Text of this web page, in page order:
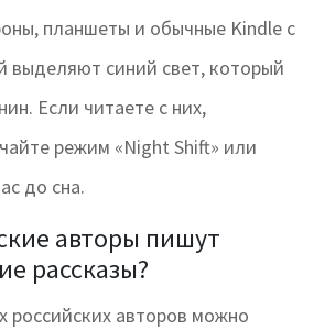
планшеты и обычные Kindle с
выделяют синий свет, который
Если читаете с них,
режим «Night Shift» или
до сна.
авторы пишут
рассказы?
российских авторов можно